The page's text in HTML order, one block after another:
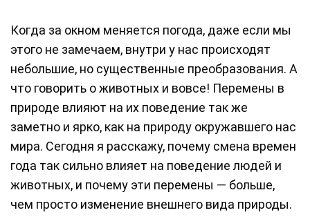
Когда за окном меняется погода, даже если мы
этого не замечаем, внутри у нас происходят
небольшие, но существенные преобразования. А
что говорить о животных и вовсе! Перемены в
природе влияют на их поведение так же
заметно и ярко, как на природу окружавшего нас
мира. Сегодня я расскажу, почему смена времен
года так сильно влияет на поведение людей и
животных, и почему эти перемены — больше,
чем просто изменение внешнего вида природы.